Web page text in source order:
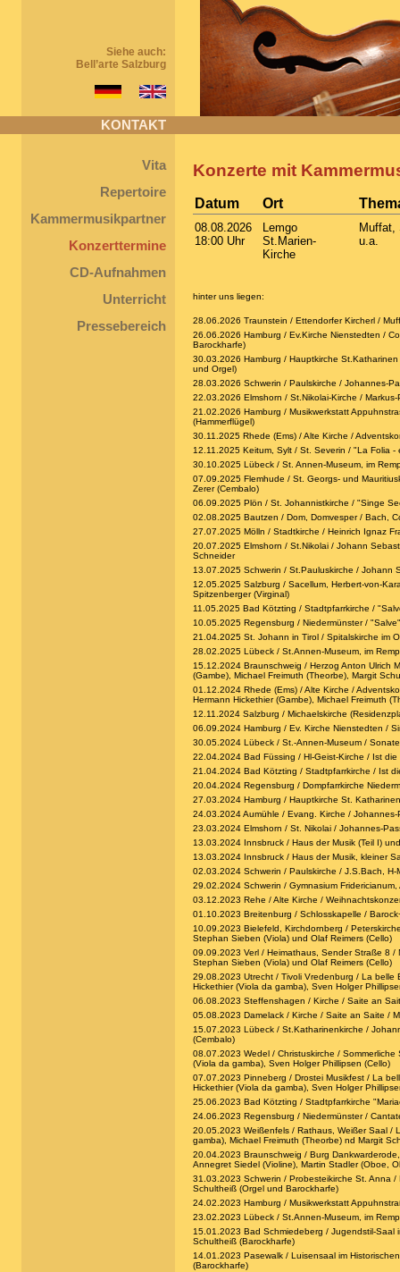
Siehe auch:
Bell’arte Salzburg
KONTAKT
Vita
Repertoire
Kammermusikpartner
Konzerttermine
CD-Aufnahmen
Unterricht
Pressebereich
Konzerte mit
Datum Ort
08.08.2026
18:00 Uhr
Lemgo
St.Marien-
Kirche
Muffat,
u.a.
hinter uns liegen:
28.06.2026 Traunstein / Ettendorfer Kircherl /
26.06.2026 Hamburg / Ev.Kirche Nienstedten /
Barockharfe)
30.03.2026 Hamburg / Hauptkirche
und Orgel)
28.03.2026 Schwerin / Paulskirche / Johannes-
22.03.2026 Elmshorn / St.Nikolai-Kirche /
21.02.2026 Hamburg / Musikwerkstatt
(Hammerflügel)
30.11.2025 Rhede (Ems) / Alte Kirche /
12.11.2025 Keitum, Sylt / St. Severin / "La Folia
30.10.2025 Lübeck / St. Annen-Museum, im
07.09.2025 Flemhude / St. Georgs- und
Zerer (Cembalo)
06.09.2025 Plön / St. Johannistkirche / "Singe
02.08.2025 Bautzen / Dom, Domvesper / Bach,
27.07.2025 Mölln / Stadtkirche / Heinrich Ignaz
20.07.2025 Elmshorn / St.Nikolai / Johann
Schneider
13.07.2025 Schwerin / St.Pauluskirche / Johann
12.05.2025 Salzburg / Sacellum, Herbert-von-
Spitzenberger (Virginal)
11.05.2025 Bad Kötzting / Stadtpfarrkirche /
10.05.2025 Regensburg / Niedermünster /
21.04.2025 St. Johann in Tirol / Spitalskirche im
28.02.2025 Lübeck / St.Annen-Museum, im
15.12.2024 Braunschweig / Herzog Anton Ulrich
(Gambe), Michael Freimuth (Theorbe), Margit
01.12.2024 Rhede (Ems) / Alte Kirche /
Hermann Hickethier (Gambe), Michael Freimuth
12.11.2024 Salzburg / Michaelskirche
06.09.2024 Hamburg / Ev. Kirche Nienstedten /
30.05.2024 Lübeck / St.-Annen-Museum /
22.04.2024 Bad Füssing / Hl-Geist-Kirche / Ist
21.04.2024 Bad Kötzting / Stadtpfarrkirche / Ist
20.04.2024 Regensburg / Dompfarrkirche
27.03.2024 Hamburg / Hauptkirche St.
24.03.2024 Aumühle / Evang. Kirche /
23.03.2024 Elmshorn / St. Nikolai / Johannes-
13.03.2024 Innsbruck / Haus der Musik (Teil I)
13.03.2024 Innsbruck / Haus der Musik, kleiner
02.03.2024 Schwerin / Paulskirche / J.S.Bach,
29.02.2024 Schwerin / Gymnasium
03.12.2023 Rehe / Alte Kirche /
01.10.2023 Breitenburg / Schlosskapelle /
10.09.2023 Bielefeld, Kirchdornberg /
Stephan Sieben (Viola) und Olaf Reimers (Cello)
09.09.2023 Verl / Heimathaus, Sender Straße 8 /
Stephan Sieben (Viola) und Olaf Reimers (Cello)
29.08.2023 Utrecht / Tivoli Vredenburg / La belle
Hickethier (Viola da gamba), Sven Holger
06.08.2023 Steffenshagen / Kirche / Saite an
05.08.2023 Damelack / Kirche / Saite an Saite /
15.07.2023 Lübeck / St.Katharinenkirche /
(Cembalo)
08.07.2023 Wedel / Christuskirche /
(Viola da gamba), Sven Holger Phillipsen (Cello)
07.07.2023 Pinneberg / Drostei Musikfest / La
Hickethier (Viola da gamba), Sven Holger
25.06.2023 Bad Kötzting / Stadtpfarrkirche
24.06.2023 Regensburg / Niedermünster /
20.05.2023 Weißenfels / Rathaus, Weißer Saal /
gamba), Michael Freimuth (Theorbe) nd Margit
20.04.2023 Braunschweig / Burg
Annegret Siedel (Violine), Martin Stadler (Oboe,
31.03.2023 Schwerin / Probesteikirche St. Anna /
Schultheiß (Orgel und Barockharfe)
24.02.2023 Hamburg / Musikwerkstatt
23.02.2023 Lübeck / St.Annen-Museum, im
15.01.2023 Bad Schmiedeberg / Jugendstil-Saal
Schultheiß (Barockharfe)
14.01.2023 Pasewalk / Luisensaal im
(Barockharfe)